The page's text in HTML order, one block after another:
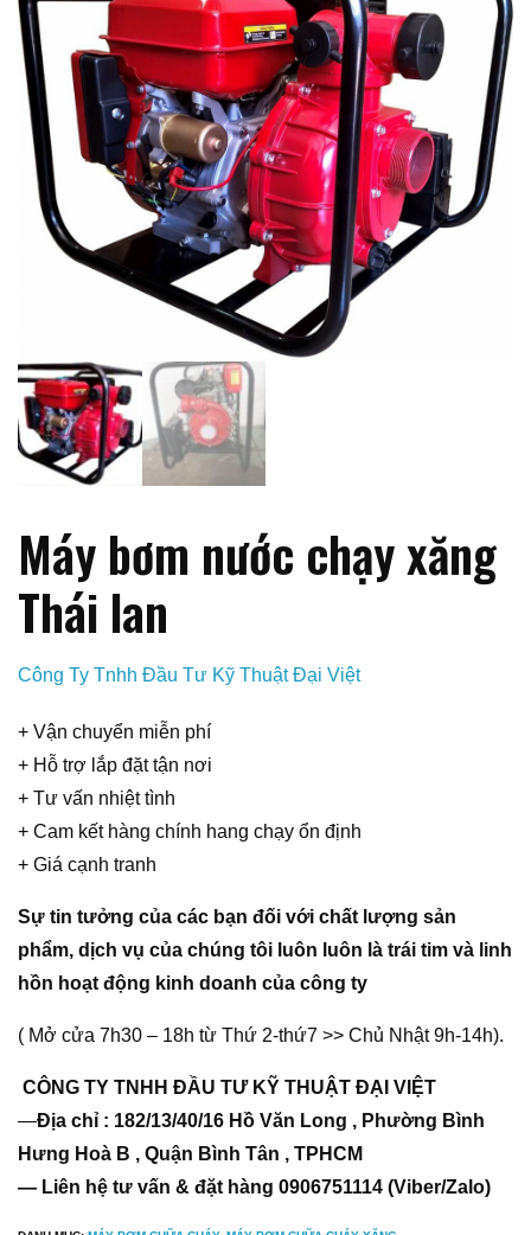
Máy bơm nước chạy xăng
Thái lan
Công Ty Tnhh Đầu Tư Kỹ Thuật Đại Việt
+ Vận chuyển miễn phí
+ Hỗ trợ lắp đặt tận nơi
+ Tư vấn nhiệt tình
+ Cam kết hàng chính hang chạy ổn định
+ Giá cạnh tranh
Sự tin tưởng của các bạn đối với chất lượng sản
phẩm, dịch vụ của chúng tôi luôn luôn là trái tim và linh
hồn hoạt động kinh doanh của công ty
( Mở cửa 7h30 – 18h từ Thứ 2-thứ7 >> Chủ Nhật 9h-14h).
CÔNG TY TNHH ĐẦU TƯ KỸ THUẬT ĐẠI VIỆT
—Địa chỉ : 182/13/40/16 Hồ Văn Long , Phường Bình
Hưng Hoà B , Quận Bình Tân , TPHCM
— Liên hệ tư vấn & đặt hàng 0906751114 (Viber/Zalo)